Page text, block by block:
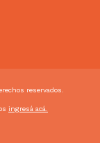
reservados.
ingresá acá.